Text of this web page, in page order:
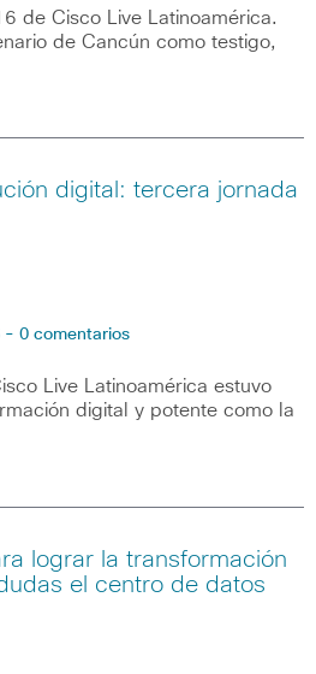
de Cisco Live Latinoamérica.
de Cancún como testigo,
digital: tercera jornada
- 0 comentarios
Live Latinoamérica estuvo
digital y potente como la
lograr la transformación
el centro de datos